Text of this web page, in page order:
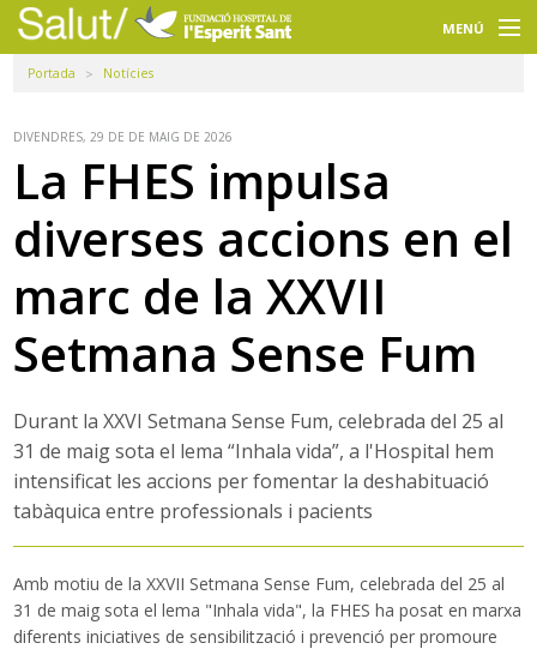
Navegació
principal
MENÚ
Usuaris
Professionals
Docència
Recerca
La FHES
Intranet
Cercador
Portada Notícies
DIVENDRES, 29 DE DE MAIG DE 2026
La FHES impulsa
diverses accions en el
marc de la XXVII
Setmana Sense Fum
Durant la XXVI Setmana Sense Fum, celebrada del 25 al
31 de maig sota el lema “Inhala vida”, a l'Hospital hem
intensificat les accions per fomentar la deshabituació
tabàquica entre professionals i pacients
Amb motiu de la XXVII Setmana Sense Fum, celebrada del 25 al
31 de maig sota el lema "Inhala vida", la FHES ha posat en marxa
diferents iniciatives de sensibilització i prevenció per promoure